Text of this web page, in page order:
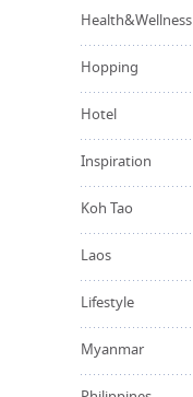
Health&Wellness
Hopping
Hotel
Inspiration
Koh Tao
Laos
Lifestyle
Myanmar